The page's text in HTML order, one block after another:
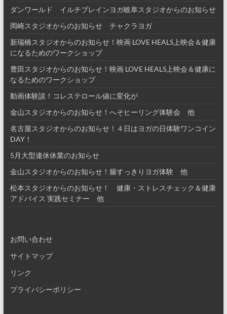
ダンワールド イルチブレインヨガ岐阜スタジオからのお知らせ
岡崎スタジオからのお知らせ チャクラヨガ
新瑞橋スタジオからのお知らせ！映画 LOVE HEALS上映会＆健康
になるためのワークショップ
豊田スタジオからのお知らせ！映画 LOVE HEALS上映会＆健康に
なるためのワークショップ
動画体験談！コレステロール値に変化が
金山スタジオからのお知らせ！へそヒーリング体験会 他
名古屋スタジオからのお知らせ！４日はヨガの日体験ワンコイン
DAY！
5月大型連休休業のお知らせ
金山スタジオからのお知らせ！腸すっきりヨガ体験 他
松本スタジオからのお知らせ！ 健康・ストレスチェック＆健康
アドバイス 実践セミナー 他
お問い合わせ
サイトマップ
リンク
プライバシーポリシー